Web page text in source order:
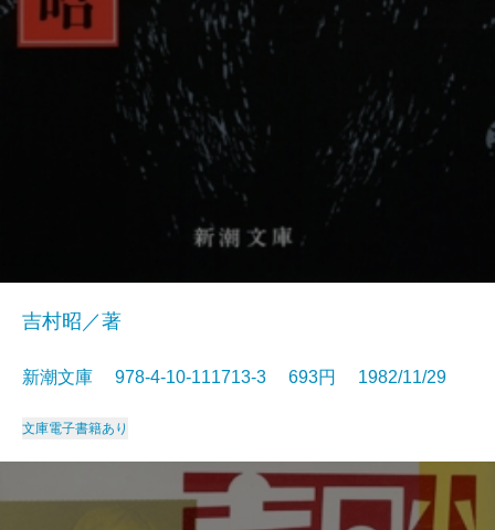
吉村昭／著
新潮文庫 978-4-10-111713-3 693円 1982/11/29
文庫電子書籍あり